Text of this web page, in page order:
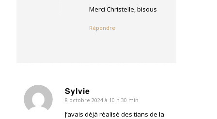
Merci Christelle, bisous
Répondre
Sylvie
dit
:
8 octobre 2024 à 10 h 30 min
J’avais déjà réalisé des tians de la